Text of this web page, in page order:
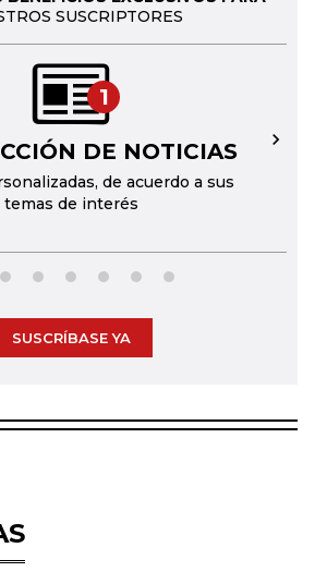
SUSCRIPTORES
1
DE NOTICIAS
de acuerdo a sus
temas de interés
→
SUSCRÍBASE YA